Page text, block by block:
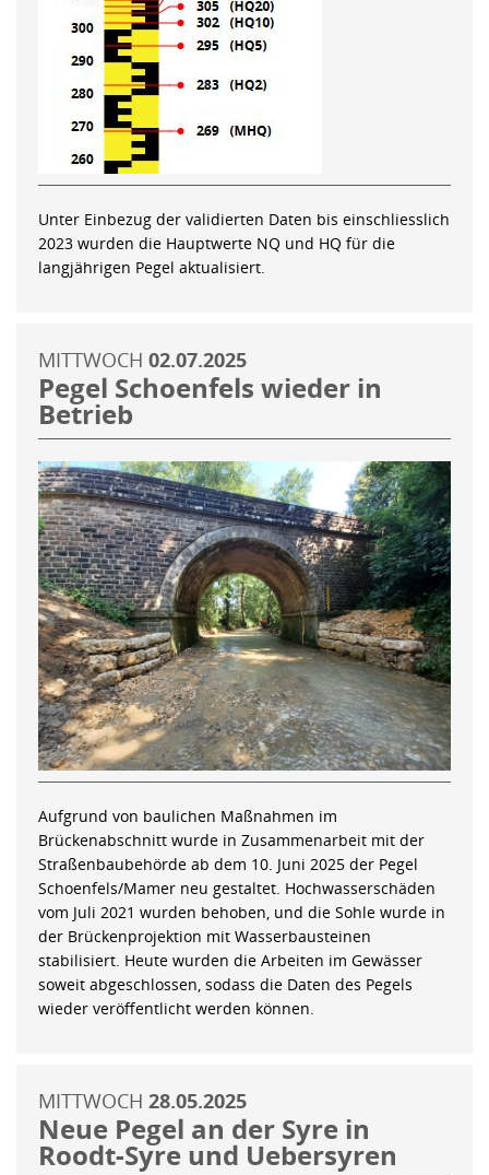
Unter Einbezug der validierten Daten bis einschliesslich
2023 wurden die Hauptwerte NQ und HQ für die
langjährigen Pegel aktualisiert.
MITTWOCH 02.07.2025
Pegel Schoenfels wieder in
Betrieb
Aufgrund von baulichen Maßnahmen im
Brückenabschnitt wurde in Zusammenarbeit mit der
Straßenbaubehörde ab dem 10. Juni 2025 der Pegel
Schoenfels/Mamer neu gestaltet. Hochwasserschäden
vom Juli 2021 wurden behoben, und die Sohle wurde in
der Brückenprojektion mit Wasserbausteinen
stabilisiert. Heute wurden die Arbeiten im Gewässer
soweit abgeschlossen, sodass die Daten des Pegels
wieder veröffentlicht werden können.
MITTWOCH 28.05.2025
Neue Pegel an der Syre in
Roodt-Syre und Uebersyren